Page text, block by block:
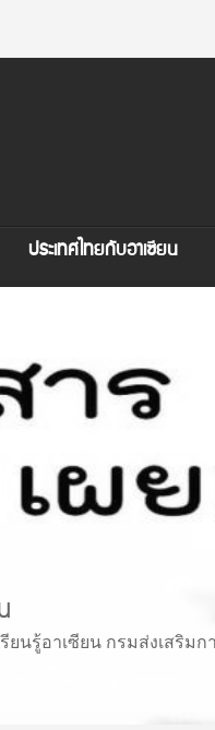
ประเทศไทยกับอาเซียน
NETWORK เค